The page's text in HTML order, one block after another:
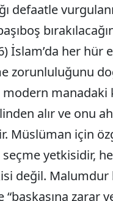
defaatle
İslam’da her hür
zorunluluğunu
manadaki
alır ve onu
Müslüman için
seçme yetkisidir,
değil.
“başkasına zarar